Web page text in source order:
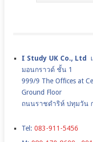
I Study UK Co., Ltd
มอนกราวด์ ชั้น 1
999/9 The Offices at
Ground Floor
ถนนราชดำริห์ ปทุมวัน
Tel: 083-911-5456